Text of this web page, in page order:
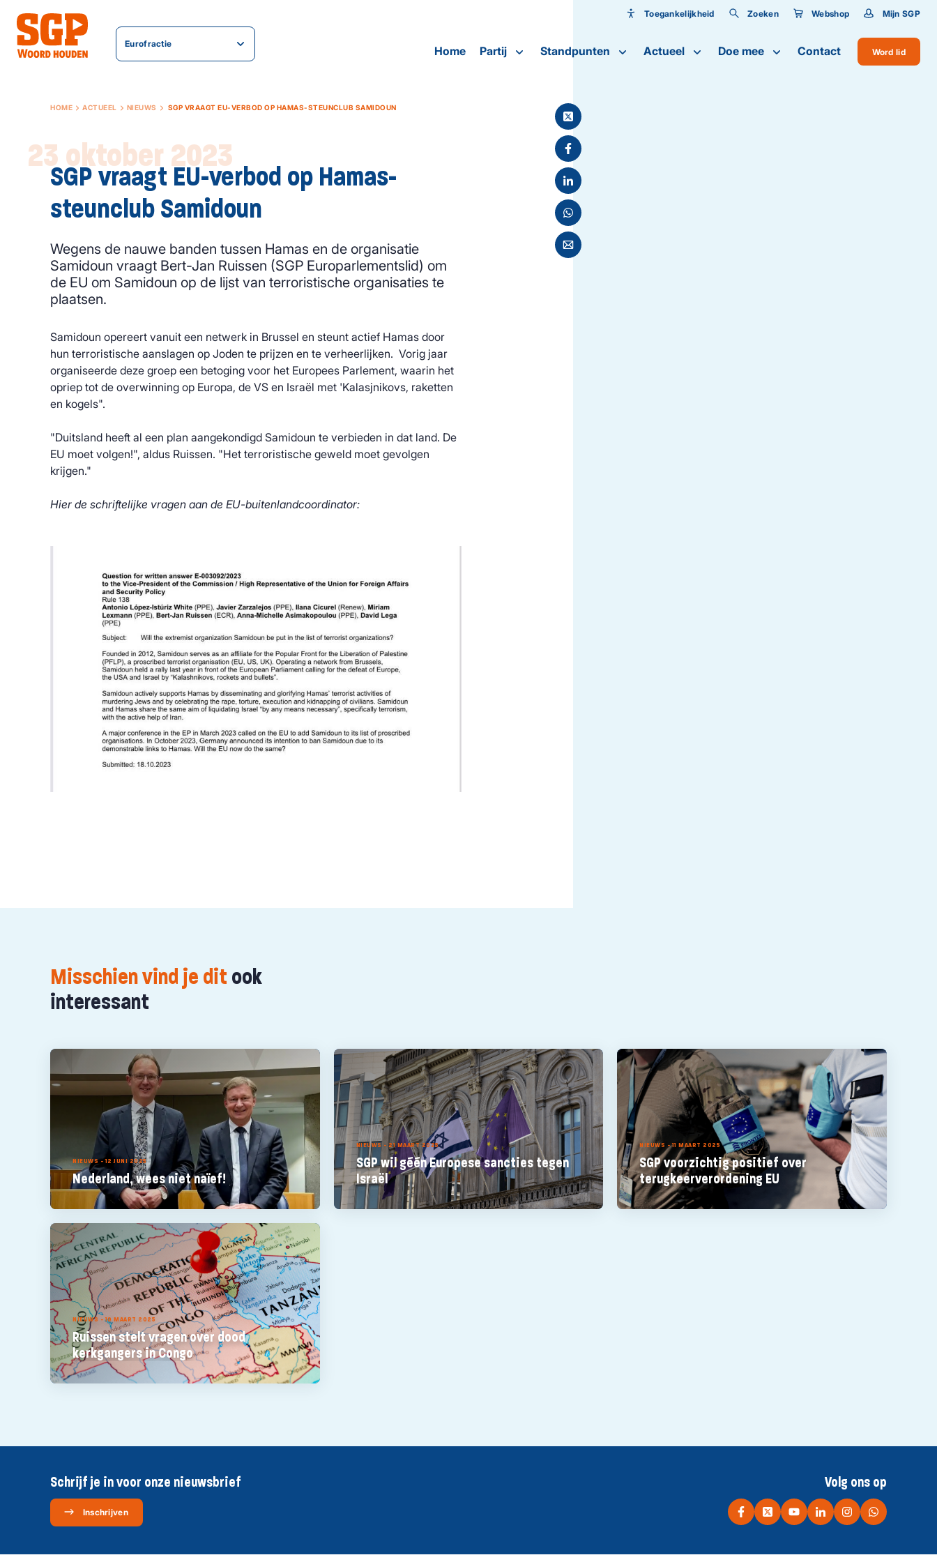
Toegankelijkheid Zoeken Webshop Mijn SGP
Eurofractie
Word lid
Home Partij Standpunten Actueel Doe mee Contact
HOME ACTUEEL NIEUWS SGP VRAAGT EU-VERBOD OP HAMAS-STEUNCLUB SAMIDOUN
23 oktober 2023
SGP vraagt EU-verbod op Hamas-
steunclub Samidoun
Wegens de nauwe banden tussen Hamas en de organisatie
Samidoun vraagt Bert-Jan Ruissen (SGP Europarlementslid) om
de EU om Samidoun op de lijst van terroristische organisaties te
plaatsen.
Samidoun opereert vanuit een netwerk in Brussel en steunt actief Hamas door
hun terroristische aanslagen op Joden te prijzen en te verheerlijken. Vorig jaar
organiseerde deze groep een betoging voor het Europees Parlement, waarin het
opriep tot de overwinning op Europa, de VS en Israël met 'Kalasjnikovs, raketten
en kogels".
"Duitsland heeft al een plan aangekondigd Samidoun te verbieden in dat land. De
EU moet volgen!", aldus Ruissen. "Het terroristische geweld moet gevolgen
krijgen."
Hier de schriftelijke vragen aan de EU-buitenlandcoordinator:
Misschien vind je dit ook
interessant
NIEUWS - 12 JUNI 2025
Nederland, wees niet naïef!
NIEUWS - 21 MAART 2025
SGP wil géén Europese sancties tegen
Israël
NIEUWS - 11 MAART 2025
SGP voorzichtig positief over
terugkeerverordening EU
NIEUWS - 10 MAART 2025
Ruissen stelt vragen over dood
kerkgangers in Congo
Schrijf je in voor onze nieuwsbrief
Inschrijven
Volg ons op